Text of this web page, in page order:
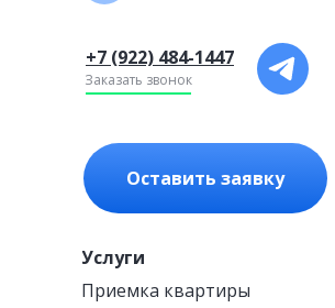
Оставить заявку
Услуги
Приемка квартиры
+7 (922) 484-1447
Заказать звонок